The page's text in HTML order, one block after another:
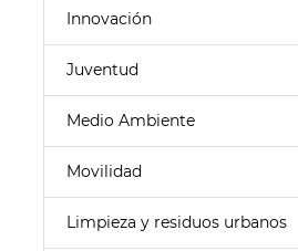
Innovación
Juventud
Medio Ambiente
Movilidad
Limpieza y residuos urbanos